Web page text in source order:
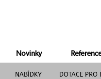
Novinky
NABÍDKY DOTACE PRO